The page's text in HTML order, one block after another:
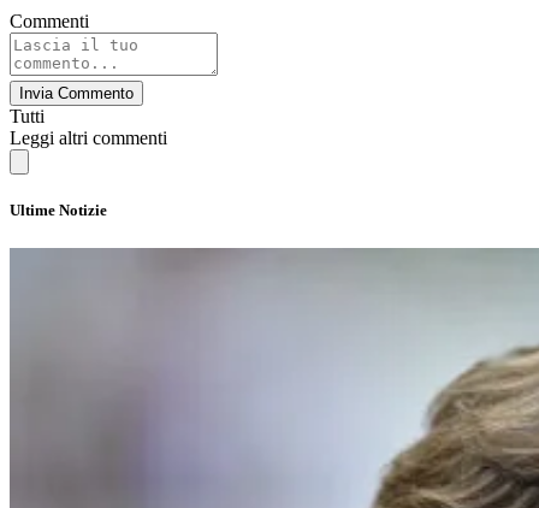
Commenti
Invia Commento
Tutti
Leggi altri commenti
Ultime Notizie